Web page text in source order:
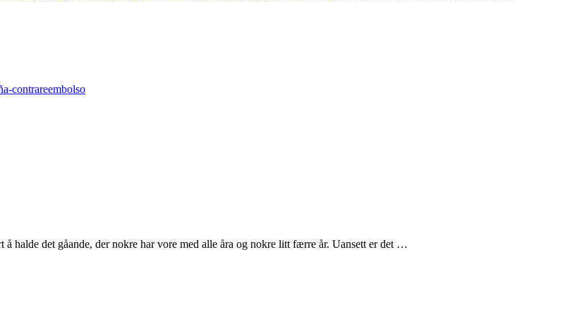
contrareembolso
halde det gåande, der nokre har vore med alle åra og nokre litt færre år. Uansett er det …